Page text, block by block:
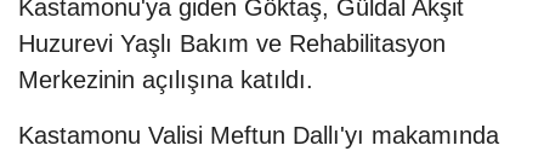
Kastamonu'ya giden Göktaş, Güldal Akşit
Huzurevi Yaşlı Bakım ve Rehabilitasyon
Merkezinin açılışına katıldı.
Kastamonu Valisi Meftun Dallı'yı makamında